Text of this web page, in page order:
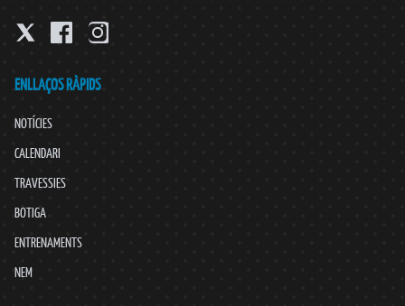
ENLLAÇOS RÀPIDS
NOTÍCIES
CALENDARI
TRAVESSIES
BOTIGA
ENTRENAMENTS
NEM